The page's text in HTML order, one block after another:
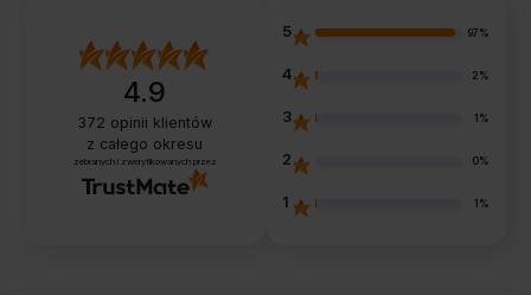
4.9
372 opinii klientów
z całego okresu
zebranych i zweryfikowanych przez
5 97%
4 2%
3 1%
2 0%
1 1%